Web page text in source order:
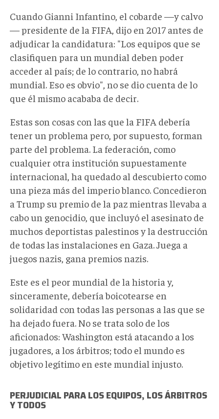
Cuando Gianni Infantino, el cobarde —y calvo
— presidente de la FIFA, dijo en 2017 antes de
adjudicar la candidatura: "Los equipos que se
clasifiquen para un mundial deben poder
acceder al país; de lo contrario, no habrá
mundial. Eso es obvio", no se dio cuenta de lo
que él mismo acababa de decir.
Estas son cosas con las que la FIFA debería
tener un problema pero, por supuesto, forman
parte del problema. La federación, como
cualquier otra institución supuestamente
internacional, ha quedado al descubierto como
una pieza más del imperio blanco. Concedieron
a Trump su premio de la paz mientras llevaba a
cabo un genocidio, que incluyó el asesinato de
muchos deportistas palestinos y la destrucción
de todas las instalaciones en Gaza. Juega a
juegos nazis, gana premios nazis.
Este es el peor mundial de la historia y,
sinceramente, debería boicotearse en
solidaridad con todas las personas a las que se
ha dejado fuera. No se trata solo de los
aficionados: Washington está atacando a los
jugadores, a los árbitros; todo el mundo es
objetivo legítimo en este mundial injusto.
PERJUDICIAL PARA LOS EQUIPOS, LOS ÁRBITROS
Y TODOS